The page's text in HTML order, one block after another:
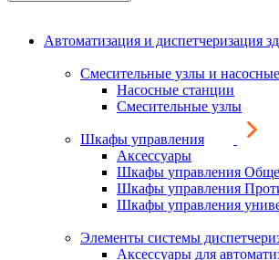
Автоматизация и диспетчеризация
Смесительные узлы и
Насосные станции
Смесительные узлы
Шкафы управления
Аксессуары
Шкафы управления
Шкафы управления
Шкафы управления
Элементы системы
Аксессуары для